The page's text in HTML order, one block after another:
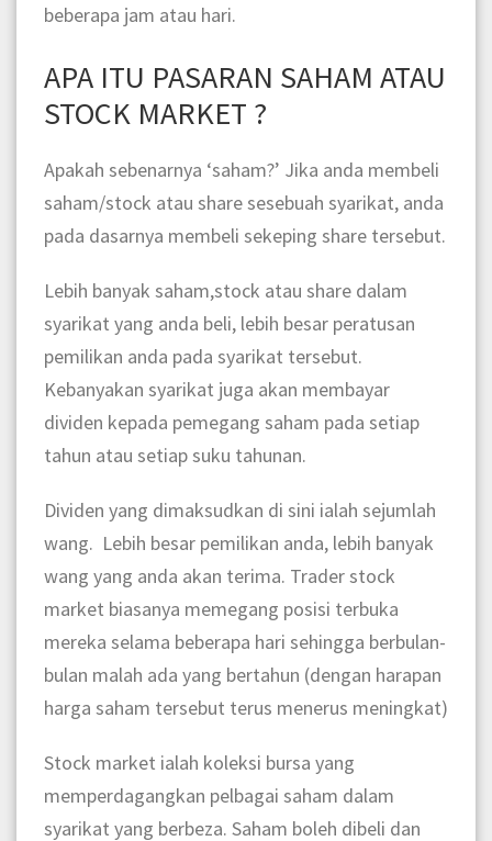
beberapa jam atau hari.
APA ITU PASARAN SAHAM ATAU
STOCK MARKET ?
Apakah sebenarnya ‘saham?’ Jika anda membeli
saham/stock atau share sesebuah syarikat, anda
pada dasarnya membeli sekeping share tersebut.
Lebih banyak saham,stock atau share dalam
syarikat yang anda beli, lebih besar peratusan
pemilikan anda pada syarikat tersebut.
Kebanyakan syarikat juga akan membayar
dividen kepada pemegang saham pada setiap
tahun atau setiap suku tahunan.
Dividen yang dimaksudkan di sini ialah sejumlah
wang. Lebih besar pemilikan anda, lebih banyak
wang yang anda akan terima. Trader stock
market biasanya memegang posisi terbuka
mereka selama beberapa hari sehingga berbulan-
bulan malah ada yang bertahun (dengan harapan
harga saham tersebut terus menerus meningkat)
Stock market ialah koleksi bursa yang
memperdagangkan pelbagai saham dalam
syarikat yang berbeza. Saham boleh dibeli dan